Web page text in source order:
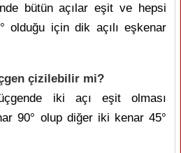
bütün açılar eşit ve hepsi
olduğu için dik açılı eşkenar
çizilebilir mi?
iki açı eşit olması
90° olup diğer iki kenar 45°